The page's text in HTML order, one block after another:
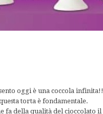
oggi è una coccola infinita!!
torta è fondamentale.
fa della qualità del cioccolato il